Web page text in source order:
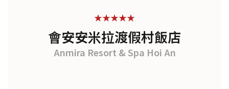
★★★★★
會安安米拉渡假村飯店
Anmira Resort & Spa Hoi An